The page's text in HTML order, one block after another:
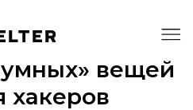
вещей
хакеров